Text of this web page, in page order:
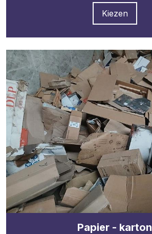
Kiezen
Papier - karton